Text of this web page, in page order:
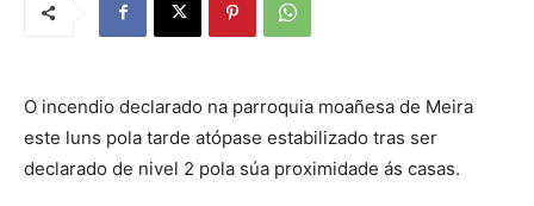
O incendio declarado na parroquia moañesa de Meira
este luns pola tarde atópase estabilizado tras ser
declarado de nivel 2 pola súa proximidade ás casas.